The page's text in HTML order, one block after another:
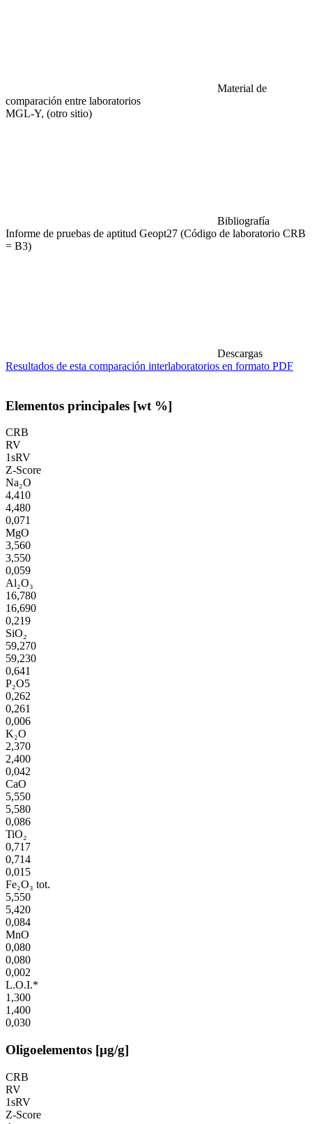
Material de
comparación entre laboratorios
MGL-Y, (otro sitio)
Bibliografía
Informe de pruebas de aptitud Geopt27 (Código de laboratorio CRB
= B3)
Descargas
Resultados de esta comparación interlaboratorios en formato PDF
Elementos principales [wt %]
CRB
RV
1sRV
Z-Score
Na₂O
4,410
4,480
0,071
MgO
3,560
3,550
0,059
Al₂O₃
16,780
16,690
0,219
SiO₂
59,270
59,230
0,641
P₂O5
0,262
0,261
0,006
K₂O
2,370
2,400
0,042
CaO
5,550
5,580
0,086
TiO₂
0,717
0,714
0,015
Fe₂O₃ tot.
5,550
5,420
0,084
MnO
0,080
0,080
0,002
L.O.I.*
1,300
1,400
0,030
Oligoelementos [µg/g]
CRB
RV
1sRV
Z-Score